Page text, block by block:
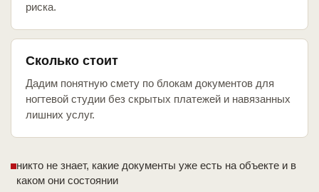
риска.
Сколько стоит
Дадим понятную смету по блокам документов для
ногтевой студии без скрытых платежей и навязанных
лишних услуг.
никто не знает, какие документы уже есть на объекте и в
каком они состоянии